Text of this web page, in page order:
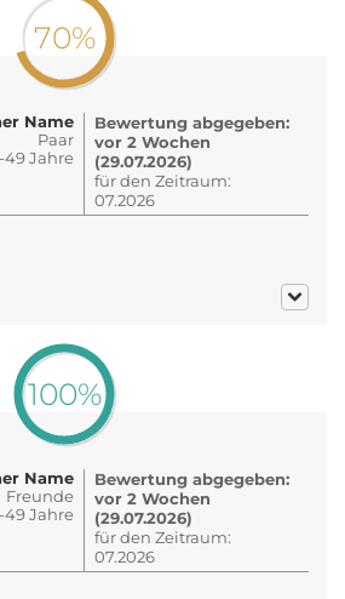
70%
Name
Paar
Jahre
Bewertung abgegeben:
vor 2 Wochen
(29.07.2026)
für den Zeitraum:
07.2026
100%
Name
Freunde
Jahre
Bewertung abgegeben:
vor 2 Wochen
(29.07.2026)
für den Zeitraum:
07.2026